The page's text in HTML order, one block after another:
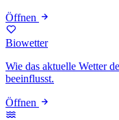
Öffnen
Biowetter
Wie das aktuelle Wetter
beeinflusst.
Öffnen